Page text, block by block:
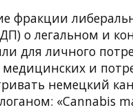
фракции
о легальном и
для личного
и
немецкий
«Cannabis